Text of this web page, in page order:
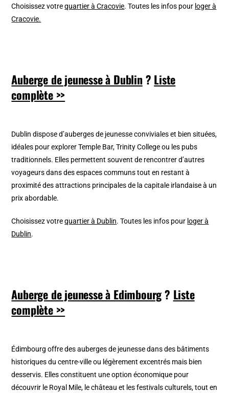
Choisissez votrequartier à Cracovie. Toutes les infos pour loger à
Cracovie.
Auberge de jeunesse à Dublin? Liste
complète >>
Dublin dispose d’auberges de jeunesse conviviales et bien situées,
idéales pour explorer Temple Bar, Trinity College ou les pubs
traditionnels. Elles permettent souvent de rencontrer d’autres
voyageurs dans des espaces communs tout en restant à
proximité des attractions principales de la capitale irlandaise à un
prix abordable.
Choisissez votrequartier à Dublin. Toutes les infos pour loger à
Dublin.
Auberge de jeunesse à Edimbourg? Liste
complète >>
Édimbourg offre des auberges de jeunesse dans des bâtiments
historiques du centre-ville ou légèrement excentrés mais bien
desservis. Elles constituent une option économique pour
découvrir le Royal Mile, le château et les festivals culturels, tout en